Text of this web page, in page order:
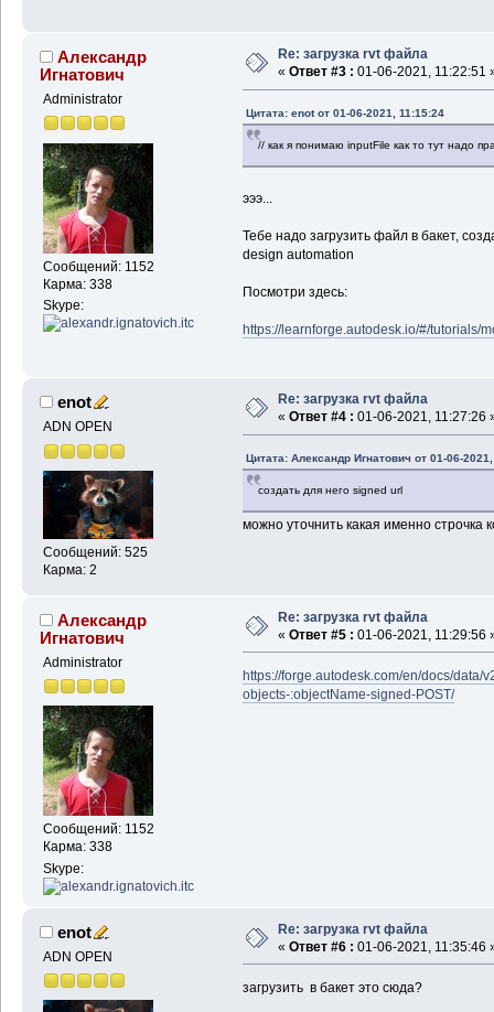
Александр
Игнатович
Administrator
Сообщений: 1152
Карма: 338
Skype:
Re: загрузка rvt файла
« Ответ #3 : 01-06-2021, 11:22:51
Цитата: enot от 01-06-2021, 11:15:24
// как я понимаю inputFile как то тут надо
эээ...
Тебе надо загрузить файл в бакет,
design automation
Посмотри здесь:
https://learnforge.autodesk.io/#/tutorials/
enot
ADN OPEN
Сообщений: 525
Карма: 2
Re: загрузка rvt файла
« Ответ #4 : 01-06-2021, 11:27:26
Цитата: Александр Игнатович от 01-06-
создать для него signed url
можно уточнить какая именно строчка
Александр
Игнатович
Administrator
Сообщений: 1152
Карма: 338
Skype:
Re: загрузка rvt файла
« Ответ #5 : 01-06-2021, 11:29:56
https://forge.autodesk.com/en/docs/data/
objects-:objectName-signed-POST/
enot
ADN OPEN
Re: загрузка rvt файла
« Ответ #6 : 01-06-2021, 11:35:46
загрузить в бакет это сюда?